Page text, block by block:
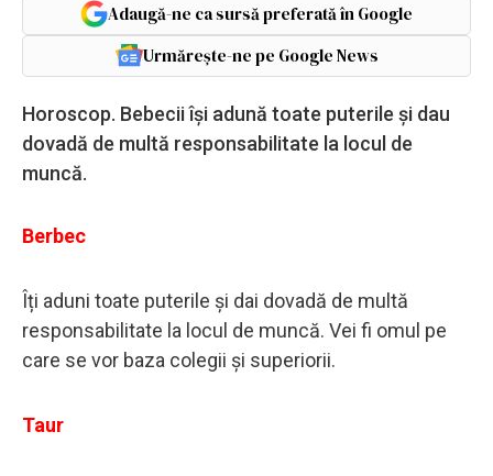
Adaugă-ne ca sursă preferată în Google
Urmărește-ne pe Google News
Horoscop. Bebecii își adună toate puterile și dau
dovadă de multă responsabilitate la locul de
muncă.
Berbec
Îți aduni toate puterile și dai dovadă de multă
responsabilitate la locul de muncă. Vei fi omul pe
care se vor baza colegii și superiorii.
Taur